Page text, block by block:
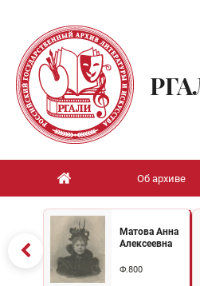
Об архиве
Матова Анна
Алексеевна
Ф.800